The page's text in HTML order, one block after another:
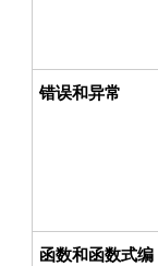
错误和异常
函数和函数式编